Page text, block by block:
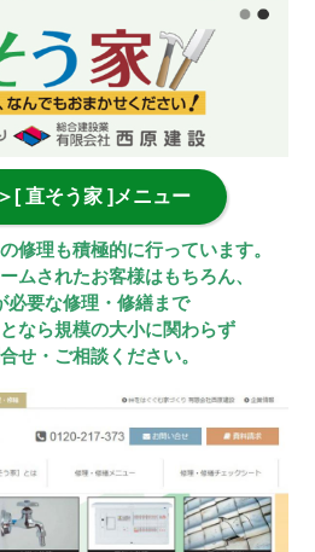
[ 直そう家 ]メニュー
修理も積極的に行っています。
ムされたお客様はもちろん、
必要な修理・修繕まで
なら規模の大小に関わらず
せ・ご相談ください。